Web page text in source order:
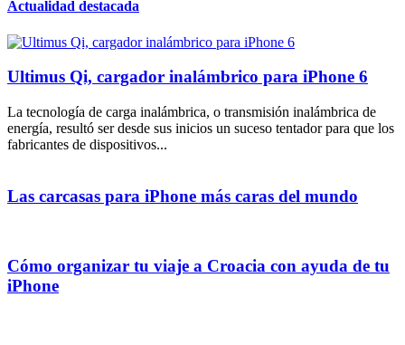
Actualidad destacada
Ultimus Qi, cargador inalámbrico para iPhone 6
La tecnología de carga inalámbrica, o transmisión inalámbrica de
energía, resultó ser desde sus inicios un suceso tentador para que los
fabricantes de dispositivos...
Las carcasas para iPhone más caras del mundo
Cómo organizar tu viaje a Croacia con ayuda de tu
iPhone